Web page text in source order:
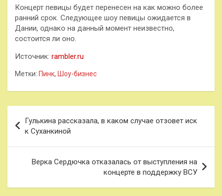
Концерт певицы будет перенесен на как можно более
ранний срок. Следующее шоу певицы ожидается в
Дании, однако на данный момент неизвестно,
состоится ли оно.
Источник: rambler.ru
Метки: Пинк, Шоу-бизнес
по
записям
Гулькина рассказала, в каком случае отзовет иск
к Суханкиной
Верка Сердючка отказалась от выступления на
концерте в поддержку ВСУ